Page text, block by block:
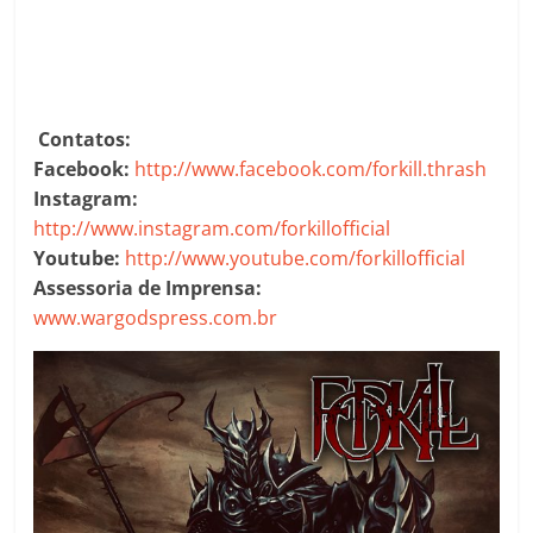
Contatos:
Facebook: http://www.facebook.com/forkill.thrash
Instagram:
http://www.instagram.com/forkillofficial
Youtube: http://www.youtube.com/forkillofficial
Assessoria de Imprensa:
www.wargodspress.com.br